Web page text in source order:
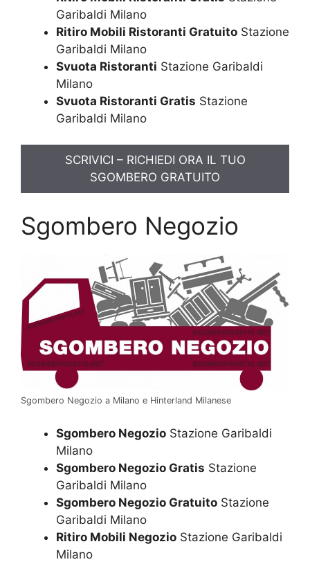
Garibaldi Milano
Ritiro Mobili Ristoranti Gratuito Stazione
Garibaldi Milano
Svuota Ristoranti Stazione Garibaldi
Milano
Svuota Ristoranti Gratis Stazione
Garibaldi Milano
SCRIVICI – RICHIEDI ORA IL TUO
SGOMBERO GRATUITO
Sgombero Negozio
Sgombero Negozio a Milano e Hinterland Milanese
Sgombero Negozio Stazione Garibaldi
Milano
Sgombero Negozio Gratis Stazione
Garibaldi Milano
Sgombero Negozio Gratuito Stazione
Garibaldi Milano
Ritiro Mobili Negozio Stazione Garibaldi
Milano